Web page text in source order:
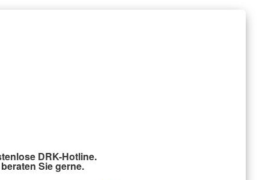
DRK-Hotline.
Sie gerne.